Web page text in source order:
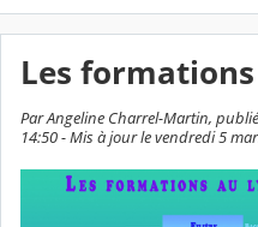
Les formations
Par Angeline Charrel-Martin,
14:50 - Mis à jour le vendredi 5